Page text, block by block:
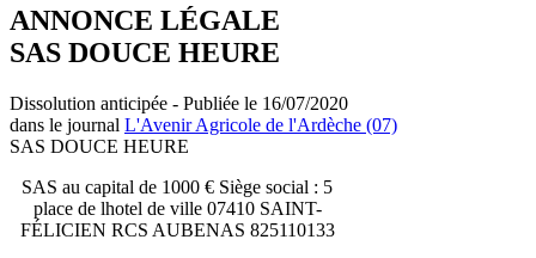
ANNONCE LÉGALE
SAS DOUCE HEURE
Dissolution anticipée - Publiée le 16/07/2020
dans le journal L'Avenir Agricole de l'Ardèche (07)
SAS DOUCE HEURE
SAS au capital de 1000 € Siège social : 5
place de lhotel de ville 07410 SAINT-
FÉLICIEN RCS AUBENAS 825110133